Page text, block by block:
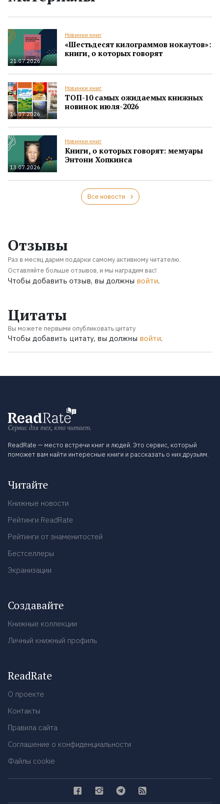
21.07.2026
Новинки книг
«Шестьдесят килограммов нокаутов»:
книги, о которых говорят
16.07.2026
Новинки книг
ТОП-10 самых ожидаемых книжных
новинок июля-2026
13.07.2026
Новинки книг
Книги, о которых говорят: мемуары
Энтони Хопкинса
Все новости
Отзывы
Раз в месяц дарим подарки самому активному читателю.
Оставляйте больше отзывов, и мы наградим вас!
Чтобы добавить отзыв, вы должны войти.
Цитаты
Вы можете первыми опубликовать цитату
Чтобы добавить цитату, вы должны войти.
Сервис для тех, кто читает.
ReadRate — место встречи книг и людей. Это сервис, который
поможет вам найти интересные книги и рассказать о них друзьям.
Читайте
Книжные новости
Рейтинги ReadRate
Рейтинги от знаменитостей
Бестселлеры
Экранизации
Создавайте
Книжные коллекции
Личный книжный профиль
ReadRate
О проекте
Контакты
Правила сайта
Соглашение о конфиденциальности
Файлы cookie